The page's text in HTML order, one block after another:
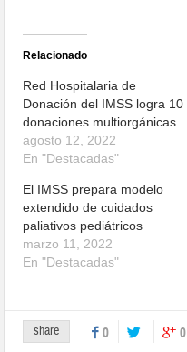
Relacionado
Red Hospitalaria de
Donación del IMSS logra 10
donaciones multiorgánicas
agosto 12, 2022
En "Destacadas"
El IMSS prepara modelo
extendido de cuidados
paliativos pediátricos
marzo 11, 2022
En "Destacadas"
share 0 0